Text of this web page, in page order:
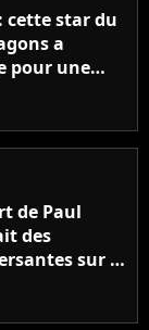
cette star du
a
pour une
de Paul
des
sur la
de Fast and